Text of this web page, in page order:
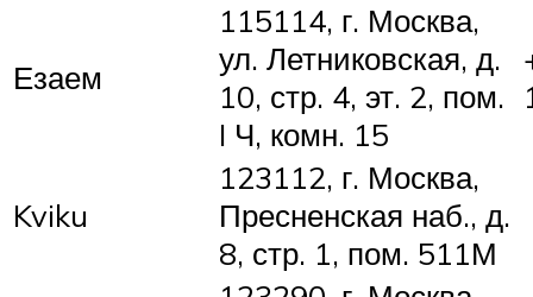
Езаем
115114, г. Москва,
ул. Летниковская, д.
10, стр. 4, эт. 2, пом.
I Ч, комн. 15
Kviku
123112, г. Москва,
Пресненская наб., д.
8, стр. 1, пом. 511М